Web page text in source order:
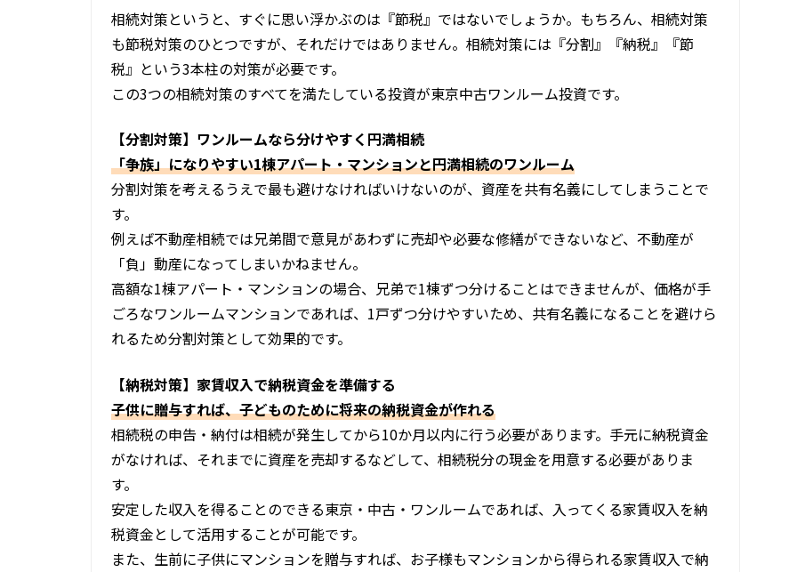
相続対策というと、すぐに思い浮かぶのは『節税』ではないでしょうか。もちろん、相続対策
も節税対策のひとつですが、それだけではありません。相続対策には『分割』『納税』『節
税』という3本柱の対策が必要です。
この3つの相続対策のすべてを満たしている投資が東京中古ワンルーム投資です。
【分割対策】ワンルームなら分けやすく円満相続
「争族」になりやすい1棟アパート・マンションと円満相続のワンルーム
分割対策を考えるうえで最も避けなければいけないのが、資産を共有名義にしてしまうことで
す。
例えば不動産相続では兄弟間で意見があわずに売却や必要な修繕ができないなど、不動産が
「負」動産になってしまいかねません。
高額な1棟アパート・マンションの場合、兄弟で1棟ずつ分けることはできませんが、価格が手
ごろなワンルームマンションであれば、1戸ずつ分けやすいため、共有名義になることを避けら
れるため分割対策として効果的です。
【納税対策】家賃収入で納税資金を準備する
子供に贈与すれば、子どものために将来の納税資金が作れる
相続税の申告・納付は相続が発生してから10か月以内に行う必要があります。手元に納税資金
がなければ、それまでに資産を売却するなどして、相続税分の現金を用意する必要がありま
す。
安定した収入を得ることのできる東京・中古・ワンルームであれば、入ってくる家賃収入を納
税資金として活用することが可能です。
また、生前に子供にマンションを贈与すれば、お子様もマンションから得られる家賃収入で納